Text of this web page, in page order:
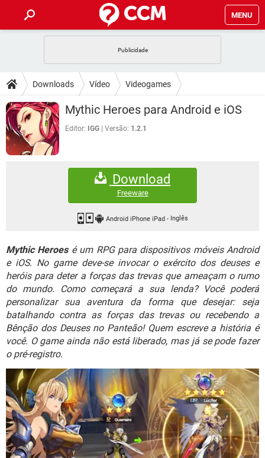
MENU
CELULAR FACEBOOK
OUTLOOK EXCEL
INSTAGRAM GMAIL
GUIA DE COMPRAS
DICAS
JOGOS WHATSAPP
CELULAR FACEBOOK
OUTLOOK
DOWNLOADS
JOGOS WHATSAPP
CELULAR
EXCEL
GMAIL
FÓRUM
FACEBOOK
EXCEL
GMAIL
WHATSAPP
INSTAGRAM GMAIL
GUIA DE COMPRAS
Downloads Vídeo Videogames
Mythic Heroes para Android e iOS
Editor: IGG Versão: 1.2.1
Download
Freeware
Android iPhone iPad - Inglês
Mythic Heroesé um RPG para dispositivos móveis Android
e iOS. No game deve-se invocar o exército dos deuses e
heróis para deter a forças das trevas que ameaçam o rumo
do mundo. Como começará a sua lenda? Você poderá
personalizar sua aventura da forma que desejar: seja
batalhando contra as forças das trevas ou recebendo a
Bênção dos Deuses no Panteão! Quem escreve a história é
você. O game ainda não está liberado, mas já se pode fazer
o pré-registro.